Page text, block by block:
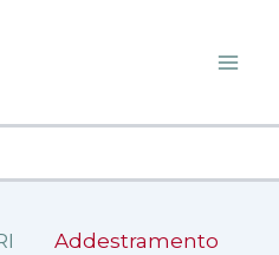
Addestramento